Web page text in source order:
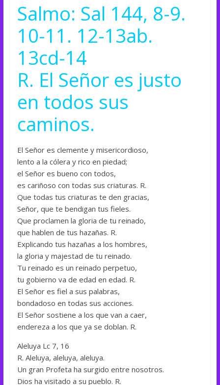
Salmo: Sal 144, 8-9.
10-11. 12-13ab.
13cd-14
R. El Señor es justo
en todos sus
caminos.
El Señor es clemente y misericordioso,
lento a la cólera y rico en piedad;
el Señor es bueno con todos,
es cariñoso con todas sus criaturas. R.
Que todas tus criaturas te den gracias,
Señor, que te bendigan tus fieles.
Que proclamen la gloria de tu reinado,
que hablen de tus hazañas. R.
Explicando tus hazañas a los hombres,
la gloria y majestad de tu reinado.
Tu reinado es un reinado perpetuo,
tu gobierno va de edad en edad. R.
El Señor es fiel a sus palabras,
bondadoso en todas sus acciones.
El Señor sostiene a los que van a caer,
endereza a los que ya se doblan. R.
Aleluya Lc 7, 16
R. Aleluya, aleluya, aleluya.
Un gran Profeta ha surgido entre nosotros.
Dios ha visitado a su pueblo. R.